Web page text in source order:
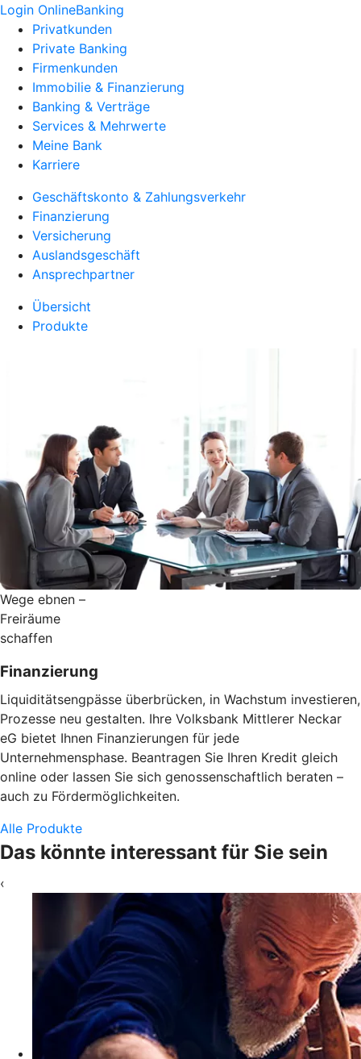
Login OnlineBanking
Privatkunden
Private Banking
Firmenkunden
Immobilie & Finanzierung
Banking & Verträge
Services & Mehrwerte
Meine Bank
Karriere
Geschäftskonto & Zahlungsverkehr
Finanzierung
Versicherung
Auslandsgeschäft
Ansprechpartner
Übersicht
Produkte
Wege ebnen –
Freiräume
schaffen
Finanzierung
Liquiditätsengpässe überbrücken, in Wachstum investieren,
Prozesse neu gestalten. Ihre Volksbank Mittlerer Neckar
eG bietet Ihnen Finanzierungen für jede
Unternehmensphase. Beantragen Sie Ihren Kredit gleich
online oder lassen Sie sich genossenschaftlich beraten –
auch zu Fördermöglichkeiten.
Alle Produkte
Das könnte interessant für Sie sein
‹